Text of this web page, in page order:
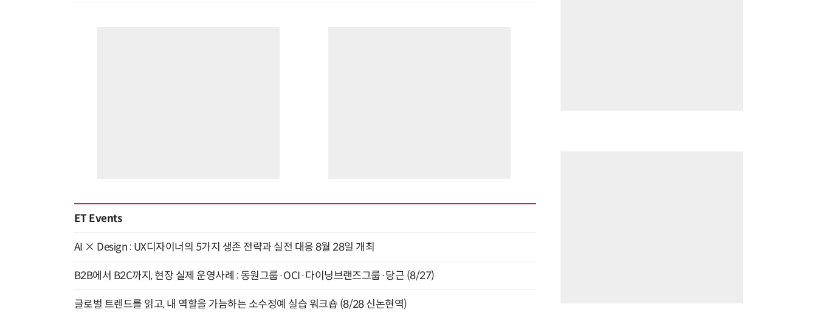
ET Events
AI × Design : UX디자이너의 5가지 생존 전략과 실전 대응 8월 28일 개최
B2B에서 B2C까지, 현장 실제 운영사례 : 동원그룹·OCI·다이닝브랜즈그룹·당근 (8/27)
글로벌 트렌드를 읽고, 내 역할을 가늠하는 소수정예 실습 워크숍 (8/28 신논현역)